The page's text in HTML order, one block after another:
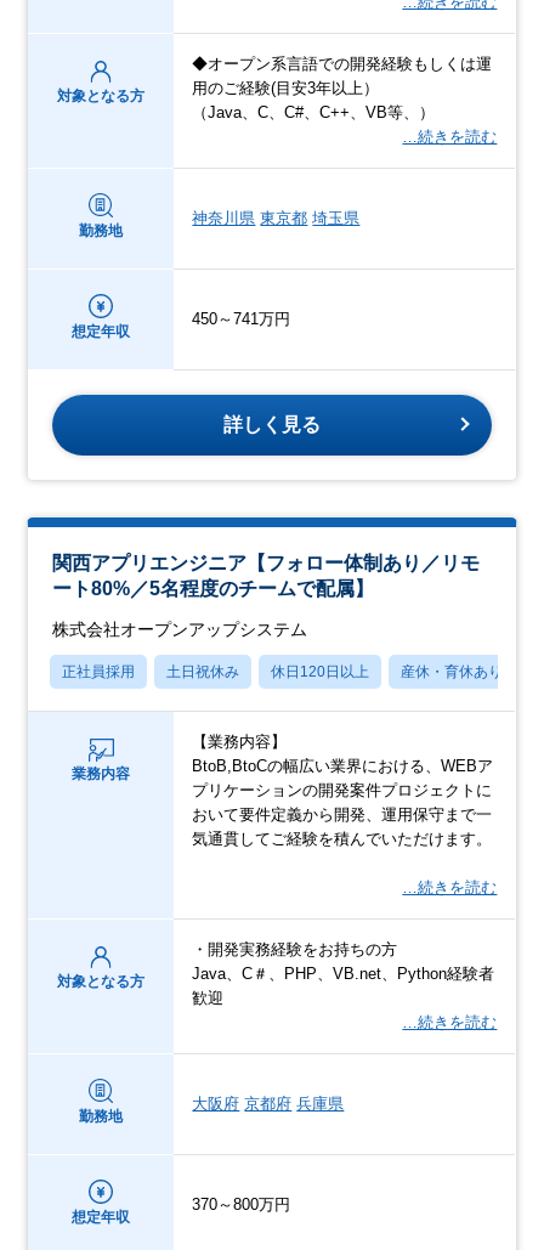
対象となる方
◆オープン系言語での開発経験もしくは運
用のご経験(目安3年以上）
（Java、C、C#、C++、VB等、）
…続きを読む
勤務地
神奈川県 東京都 埼玉県
想定年収
450～741万円
詳しく見る
関西アプリエンジニア【フォロー体制あり／リモ
ート80%／5名程度のチームで配属】
株式会社オープンアップシステム
正社員採用 土日祝休み 休日120日以上 産休・育休あり
業務内容
【業務内容】
BtoB,BtoCの幅広い業界における、WEBア
プリケーションの開発案件プロジェクトに
おいて要件定義から開発、運用保守まで一
気通貫してご経験を積んでいただけます。
…続きを読む
対象となる方
・開発実務経験をお持ちの方
Java、C＃、PHP、VB.net、Python経験者
歓迎
…続きを読む
勤務地
大阪府 京都府 兵庫県
想定年収
370～800万円